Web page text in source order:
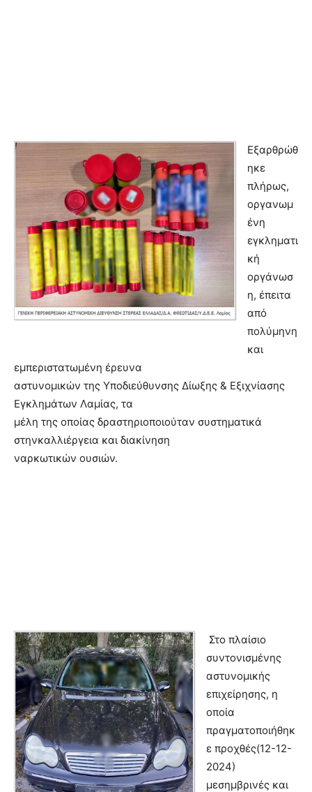
Εξαρθρώθ
ηκε
πλήρως,
οργανωμ
ένη
εγκληματι
κή
οργάνωσ
η, έπειτα
από
πολύμηνη
και
εμπεριστατωμένη έρευνα
αστυνομικών της Υποδιεύθυνσης Δίωξης & Εξιχνίασης
Εγκλημάτων Λαμίας, τα
μέλη της οποίας δραστηριοποιούταν συστηματικά
στηνκαλλιέργεια και διακίνηση
ναρκωτικών ουσιών.
Στο πλαίσιο
συντονισμένης
αστυνομικής
επιχείρησης, η
οποία
πραγματοποιήθηκ
ε προχθές(12-12-
2024)
μεσημβρινές και